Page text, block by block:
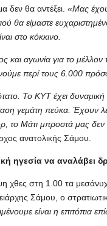
δεν θα αντέξει. «Μας
θα είμαστε
στο κόκκινο.
και αγωνία για το μέλλον
περί τους 6.000
Το ΚΥΤ έχει δυναμική
γεμάτη πεύκα. Έχουν
το Μάτι μπροστά μας δεν
ανατολικής Σάμου.
ηγεσία να αναλάβει
χθες στη 1.00 τα
Σάμου, ο
είναι η επιτόπια